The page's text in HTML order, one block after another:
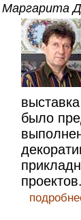
Маргарита
было
проектов.